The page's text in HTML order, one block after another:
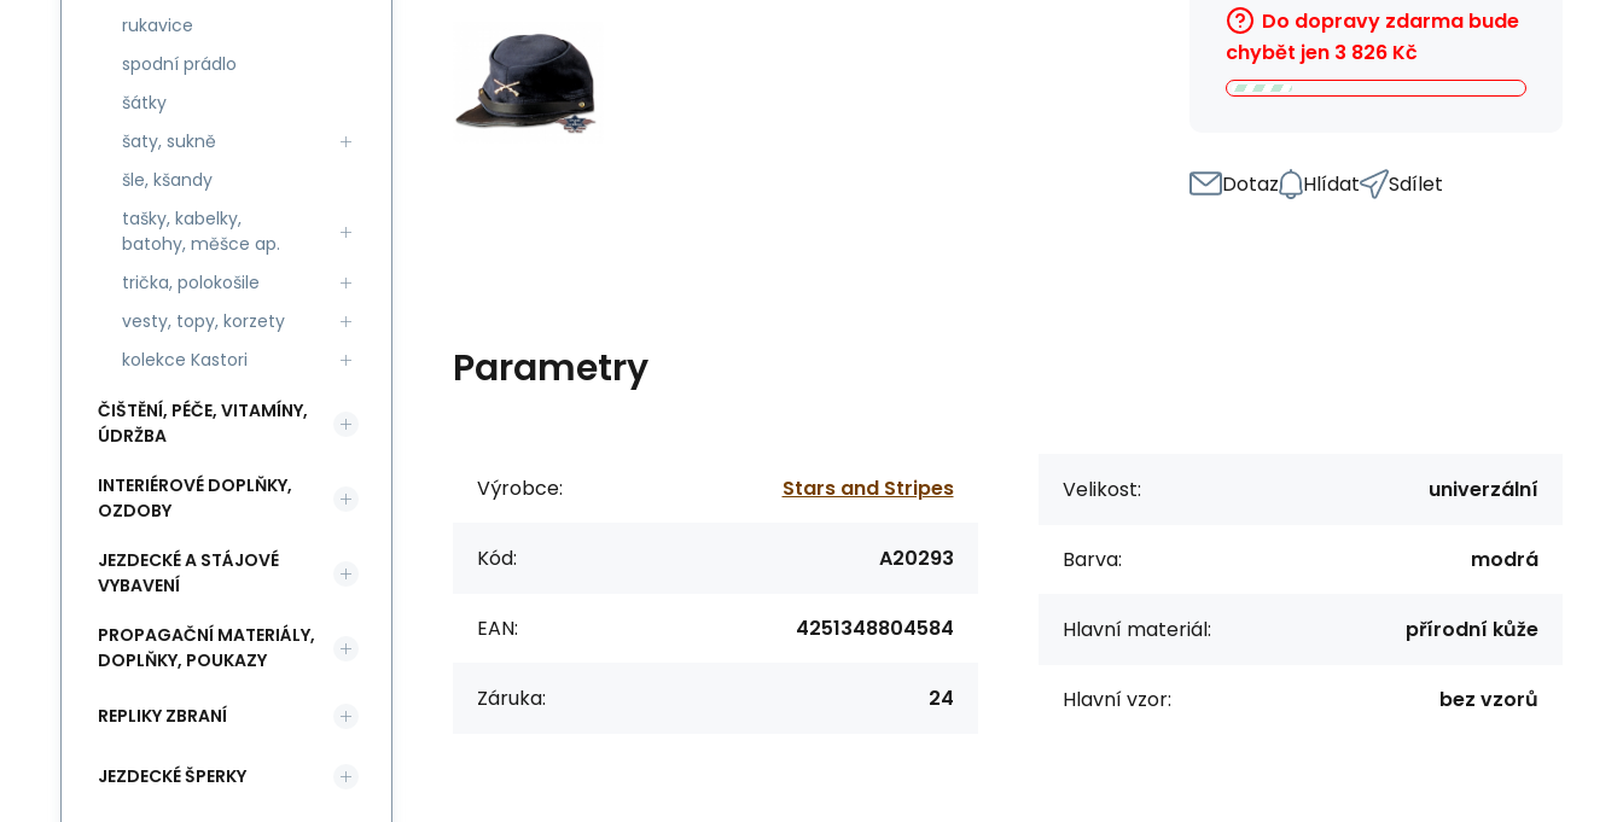
Do dopravy zdarma bude
chybět jen 3 826 Kč
Dotaz Hlídat Sdílet
Parametry
Výrobce: Stars and Stripes
Kód: A20293
EAN: 4251348804584
Záruka: 24
Velikost: univerzální
Barva: modrá
Hlavní materiál: přírodní kůže
Hlavní vzor: bez vzorů
rukavice
spodní prádlo
šátky
šaty, sukně
šle, kšandy
tašky, kabelky,
batohy, měšce ap.
trička, polokošile
vesty, topy, korzety
kolekce Kastori
ČIŠTĚNÍ, PÉČE, VITAMÍNY,
ÚDRŽBA
INTERIÉROVÉ DOPLŇKY,
OZDOBY
JEZDECKÉ A STÁJOVÉ
VYBAVENÍ
PROPAGAČNÍ MATERIÁLY,
DOPLŇKY, POUKAZY
REPLIKY ZBRANÍ
JEZDECKÉ ŠPERKY